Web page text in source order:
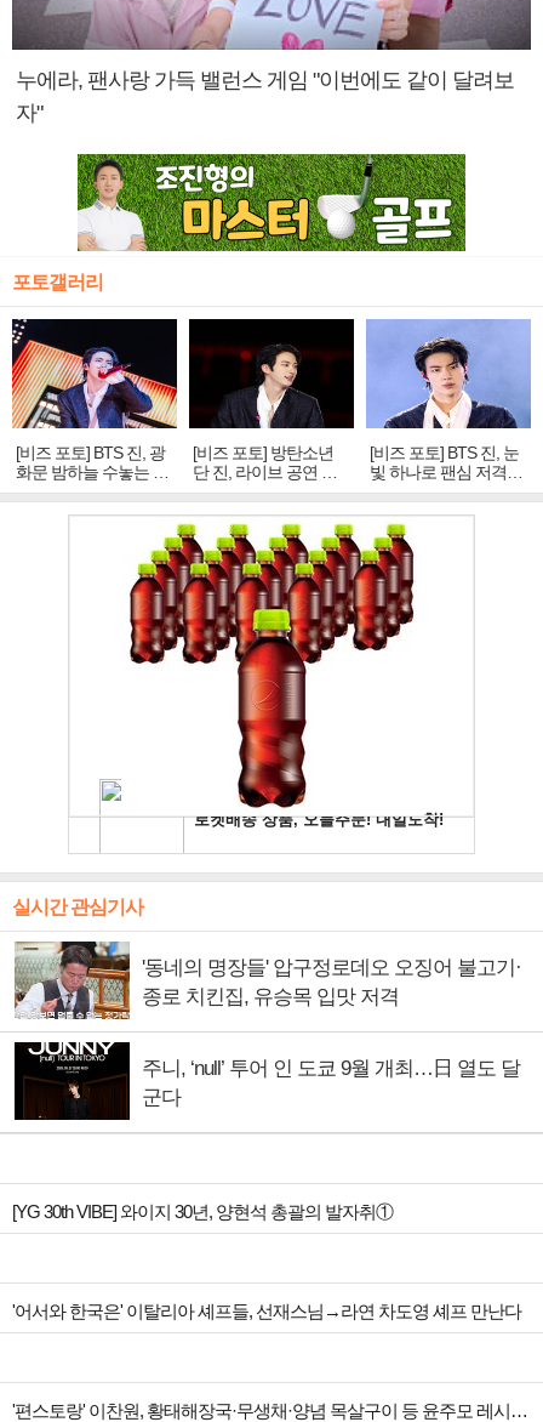
누에라, 팬사랑 가득 밸런스 게임 "이번에도 같이 달려보
자"
포토갤러리
[비즈 포토] BTS 진, 광
화문 밤하늘 수놓는 '비
주얼 킹'의 열창
[비즈 포토] 방탄소년
단 진, 라이브 공연 중
빛나는 독보적 아우라
[비즈 포토] BTS 진, 눈
빛 하나로 팬심 저격…
독보적 카리스마
실시간 관심기사
'동네의 명장들' 압구정로데오 오징어 불고기·
종로 치킨집, 유승목 입맛 저격
주니, ‘null’ 투어 인 도쿄 9월 개최…日 열도 달
군다
[YG 30th VIBE] 와이지 30년, 양현석 총괄의 발자취①
'어서와 한국은' 이탈리아 셰프들, 선재스님→라연 차도영 셰프 만난다
'편스토랑' 이찬원, 황태해장국·무생채·양념 목살구이 등 윤주모 레시피 섭렵